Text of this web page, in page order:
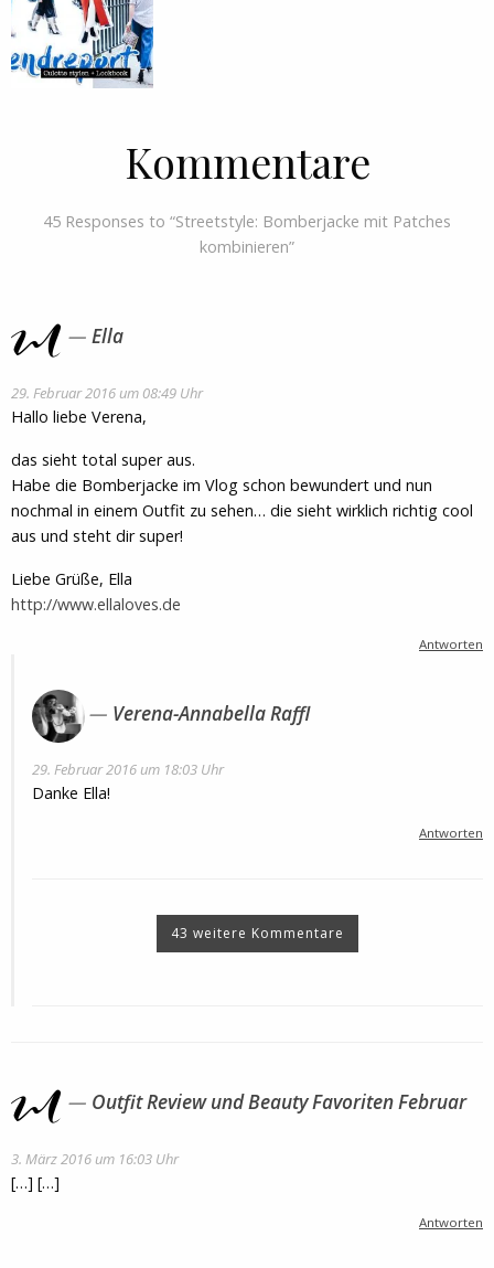
Kommentare
45 Responses to “Streetstyle: Bomberjacke mit Patches
kombinieren”
Ella
29. Februar 2016 um 08:49 Uhr
Hallo liebe Verena,
das sieht total super aus.
Habe die Bomberjacke im Vlog schon bewundert und nun
nochmal in einem Outfit zu sehen… die sieht wirklich richtig cool
aus und steht dir super!
Liebe Grüße, Ella
http://www.ellaloves.de
Antworten
Verena-Annabella Raffl
29. Februar 2016 um 18:03 Uhr
Danke Ella!
Antworten
43 weitere Kommentare
Outfit Review und Beauty Favoriten Februar
3. März 2016 um 16:03 Uhr
[…] […]
Antworten